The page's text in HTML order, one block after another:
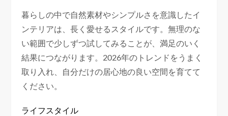
暮らしの中で自然素材やシンプルさを意識したイ
ンテリアは、長く愛せるスタイルです。無理のな
い範囲で少しずつ試してみることが、満足のいく
結果につながります。2026年のトレンドをうまく
取り入れ、自分だけの居心地の良い空間を育てて
ください。
ライフスタイル